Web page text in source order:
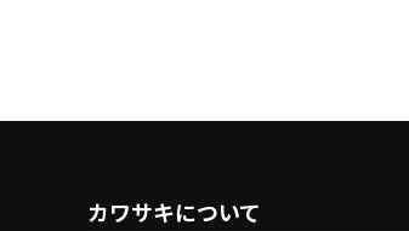
カワサキについて